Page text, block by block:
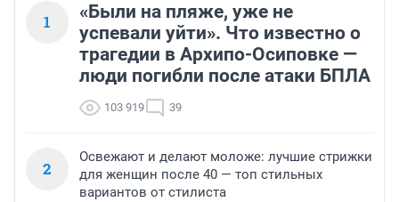
1
«Были на пляже, уже не
успевали уйти». Что известно о
трагедии в Архипо-Осиповке —
люди погибли после атаки БПЛА
103 919 39
2
Освежают и делают моложе: лучшие стрижки
для женщин после 40 — топ стильных
вариантов от стилиста